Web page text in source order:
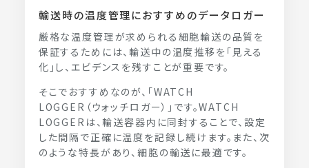
輸送時の温度管理におすすめのデータロガー
厳格な温度管理が求められる細胞輸送の品質を
保証するためには、輸送中の温度推移を「見える
化」し、エビデンスを残すことが重要です。
そこでおすすめなのが、「WATCH
LOGGER（ウォッチロガー）」です。WATCH
LOGGERは、輸送容器内に同封することで、設定
した間隔で正確に温度を記録し続けます。また、次
のような特長があり、細胞の輸送に最適です。